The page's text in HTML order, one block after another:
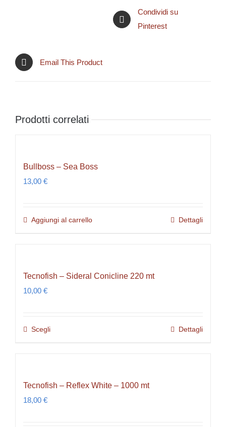
Condividi su
Pinterest
Email This Product
Prodotti correlati
Bullboss – Sea Boss
13,00 €
Aggiungi al carrello Dettagli
Tecnofish – Sideral Conicline 220 mt
10,00 €
ScegliQuesto
varianti.
Dettagli
Tecnofish – Reflex White – 1000 mt
18,00 €